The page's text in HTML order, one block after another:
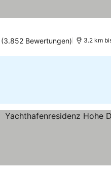
(3.852 Bewertungen) 3.2 km